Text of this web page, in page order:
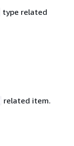
type related
related item.